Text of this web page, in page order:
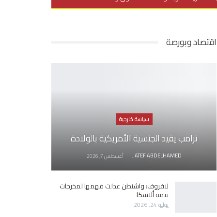
اقتصاد وبورصة
سياسة خارجية
ترامب يقيد الجنسية الأمريكية بالولادة
AWATEF ABDELHAMED أغسطس 7, 2026
لافروف: واشنطن عدلت فهمها لمخرجات
قمة ألاسكا
يوليو 24, 2026